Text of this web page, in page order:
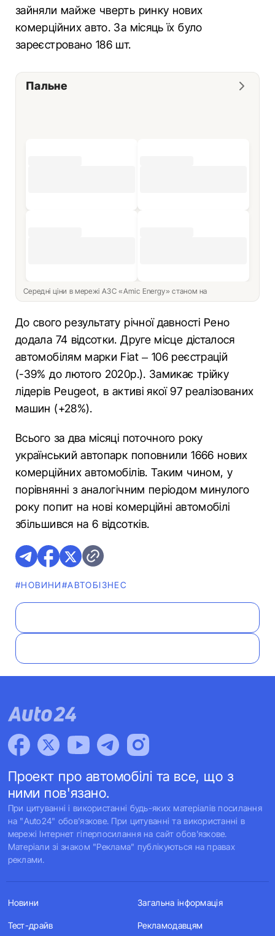
зайняли майже чверть ринку нових
комерційних авто. За місяць їх було
зареєстровано 186 шт.
Пальне
Середні ціни в мережі АЗС «Amic Energy» станом на
До свого результату річної давності Рено
додала 74 відсотки. Друге місце дісталося
автомобілям марки Fiat – 106 реєстрацій
(-39% до лютого 2020р.). Замикає трійку
лідерів Peugeot, в активі якої 97 реалізованих
машин (+28%).
Всього за два місяці поточного року
український автопарк поповнили 1666 нових
комерційних автомобілів. Таким чином, у
порівнянні з аналогічним періодом минулого
року попит на нові комерційні автомобілі
збільшився на 6 відсотків.
#НОВИНИ#АВТОБІЗНЕС
Проект про автомобілі та все, що з
ними пов'язано.
При цитуванні і використанні будь-яких матеріалів посилання
на "Auto24" обов'язкове. При цитуванні та використанні в
мережі Інтернет гіперпосилання на сайт обов'язкове.
Матеріали зі знаком "Реклама" публікуються на правах
реклами.
Новини
Тест-драйв
Загальна інформація
Рекламодавцям